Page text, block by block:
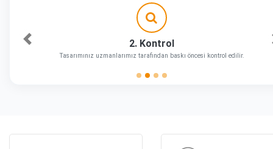
2. Kontrol
Tasarımınız uzmanlarımız tarafından baskı öncesi kontrol edilir.
Önceki